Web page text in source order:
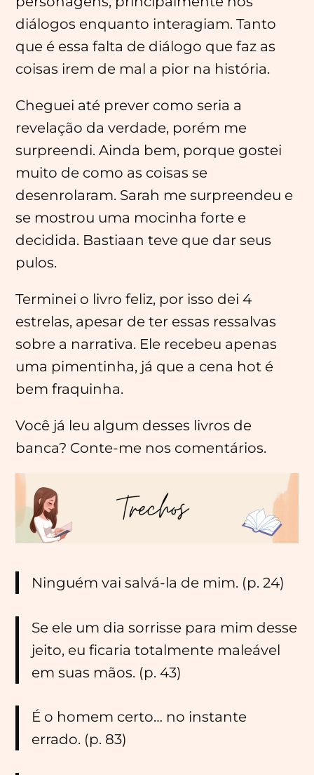
Menu
Principal
diálogos enquanto interagiam. Tanto
que é essa falta de diálogo que faz as
coisas irem de mal a pior na história.
Cheguei até prever como seria a
revelação da verdade, porém me
surpreendi. Ainda bem, porque gostei
muito de como as coisas se
desenrolaram. Sarah me surpreendeu e
se mostrou uma mocinha forte e
decidida. Bastiaan teve que dar seus
pulos.
Terminei o livro feliz, por isso dei 4
estrelas, apesar de ter essas ressalvas
sobre a narrativa. Ele recebeu apenas
uma pimentinha, já que a cena hot é
bem fraquinha.
Você já leu algum desses livros de
banca? Conte-me nos comentários.
Ninguém vai salvá-la de mim. (p. 24)
Se ele um dia sorrisse para mim desse
jeito, eu ficaria totalmente maleável
em suas mãos. (p. 43)
É o homem certo… no instante
errado. (p. 83)